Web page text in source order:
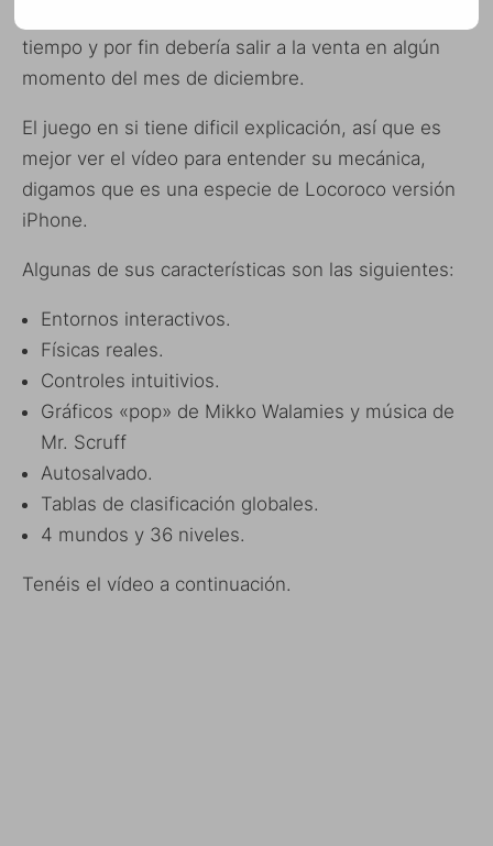
tiempo y por fin debería salir a la venta en algún
momento del mes de diciembre.
El juego en si tiene dificil explicación, así que es
mejor ver el vídeo para entender su mecánica,
digamos que es una especie de Locoroco versión
iPhone.
Algunas de sus características son las siguientes:
Entornos interactivos.
Físicas reales.
Controles intuitivios.
Gráficos «pop» de Mikko Walamies y música de
Mr. Scruff
Autosalvado.
Tablas de clasificación globales.
4 mundos y 36 niveles.
Tenéis el vídeo a continuación.